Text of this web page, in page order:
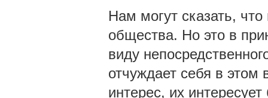
Нам могут сказать, что
общества. Но это в
виду
отчуждает себя в
интерес, их